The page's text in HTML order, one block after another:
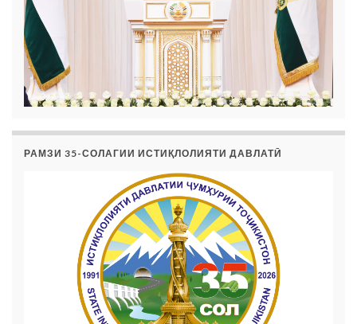
РАМЗИ 35-СОЛАГИИ ИСТИҚЛОЛИЯТИ ДАВЛАТӢ